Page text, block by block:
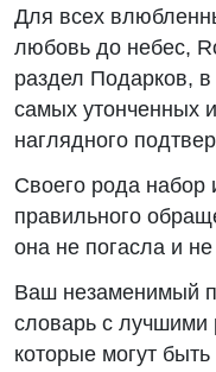
Для всех
любовь до небес,
раздел Подарков,
самых утонченных
наглядного
Своего рода набор
правильного
она не погасла и
Ваш незаменимый
словарь с лучшими
которые могут